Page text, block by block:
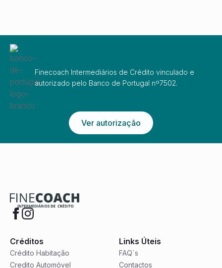
Finecoach Intermediários de Crédito vinculado e
autorizado pelo Banco de Portugal nº7502.
Ver autorização
Créditos
Crédito Habitação
Credito Automóvel
Links Úteis
FAQ´s
Contactos